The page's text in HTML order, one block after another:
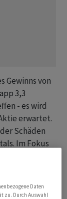
Gewinns von
3,3
- es wird
erwartet.
Schäden
Im Fokus
am
hatte.Daten
zu. Durch Auswahl